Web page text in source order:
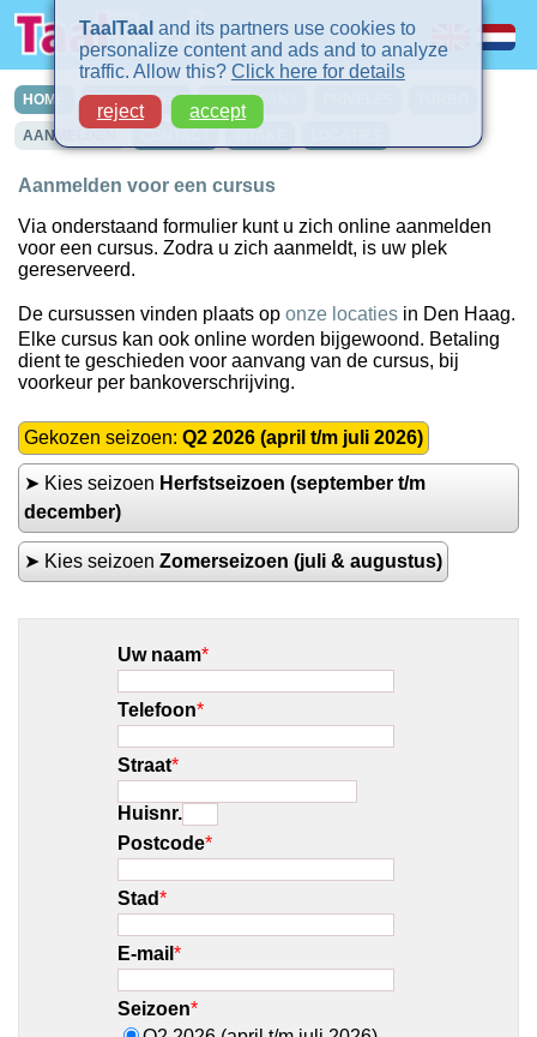
HOME CURSUSSEN IN-COMPANY
AANMELDEN
Aanmelden voor een cursus
Via onderstaand formulier kunt u zich online aanmelden
voor een cursus. Zodra u zich aanmeldt, is uw plek
gereserveerd.
De cursussen vinden plaats op onze locaties in Den Haag.
Elke cursus kan ook online worden bijgewoond. Betaling
dient te geschieden voor aanvang van de cursus, bij
voorkeur per bankoverschrijving.
Gekozen seizoen: Q2 2026 (april t/m juli 2026)
➤ Kies seizoen Herfstseizoen (september t/m
december)
➤ Kies seizoen Zomerseizoen (juli & augustus)
Uw naam*
Telefoon*
Straat*
Huisnr.
Postcode*
Stad*
E-mail *
Seizoen*
TaalTaal and its partners use cookies to
personalize content and ads and to analyze
traffic. Allow this? Click here for details
reject
accept